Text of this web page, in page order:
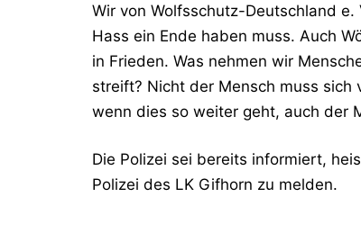
Wir von Wolfsschutz-Deutschland
Hass ein Ende haben muss. Auch
in Frieden. Was nehmen wir
streift? Nicht der Mensch muss sich
wenn dies so weiter geht, auch der
Die Polizei sei bereits informiert,
Polizei des LK Gifhorn zu melden.